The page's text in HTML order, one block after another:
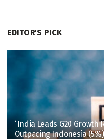
EDITOR'S PICK
“India Leads G20 Growth
Outpacing Indonesia